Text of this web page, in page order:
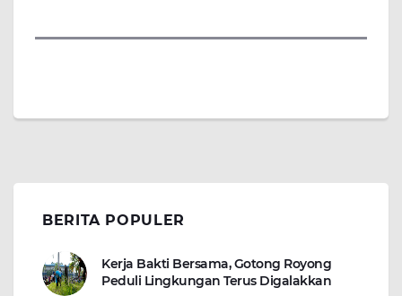
BERITA POPULER
Kerja Bakti Bersama, Gotong Royong
Peduli Lingkungan Terus Digalakkan